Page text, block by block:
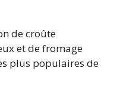
de croûte
et de fromage
plus populaires de